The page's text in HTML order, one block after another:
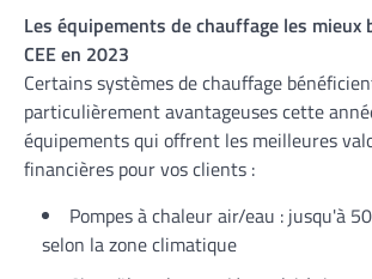
Les équipements de chauffage les mieux
CEE en 2023
Certains systèmes de chauffage
particulièrement avantageuses cette
équipements qui offrent les meilleures
financières pour vos clients :
Pompes à chaleur air/eau : jusqu'à
selon la zone climatique